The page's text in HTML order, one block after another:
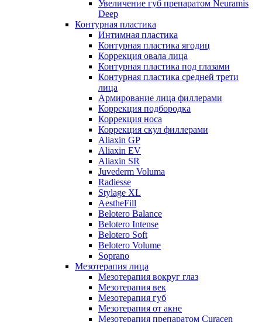
Увеличение губ препаратом Neuramis
Deep
Контурная пластика
Интимная пластика
Контурная пластика ягодиц
Коррекция овала лица
Контурная пластика под глазами
Контурная пластика средней трети
лица
Армирование лица филлерами
Коррекция подбородка
Коррекция носа
Коррекция скул филлерами
Aliaxin GP
Aliaxin EV
Aliaxin SR
Juvederm Voluma
Radiesse
Stylage XL
AestheFill
Belotero Balance
Belotero Intense
Belotero Soft
Belotero Volume
Soprano
Мезотерапия лица
Мезотерапия вокруг глаз
Мезотерапия век
Мезотерапия губ
Мезотерапия от акне
Мезотерапия препаратом Curacen